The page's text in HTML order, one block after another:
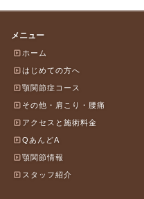
メニュー
ホーム
はじめての方へ
顎関節症コース
その他・肩こり・腰痛
アクセスと施術料金
QあんどA
顎関節情報
スタッフ紹介